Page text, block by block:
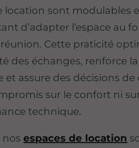
location sont modulables
d’adapter l’espace au
Cette praticité
des échanges, renforce
et assure des décisions de
sur le confort ni
technique.
nosespaces de location